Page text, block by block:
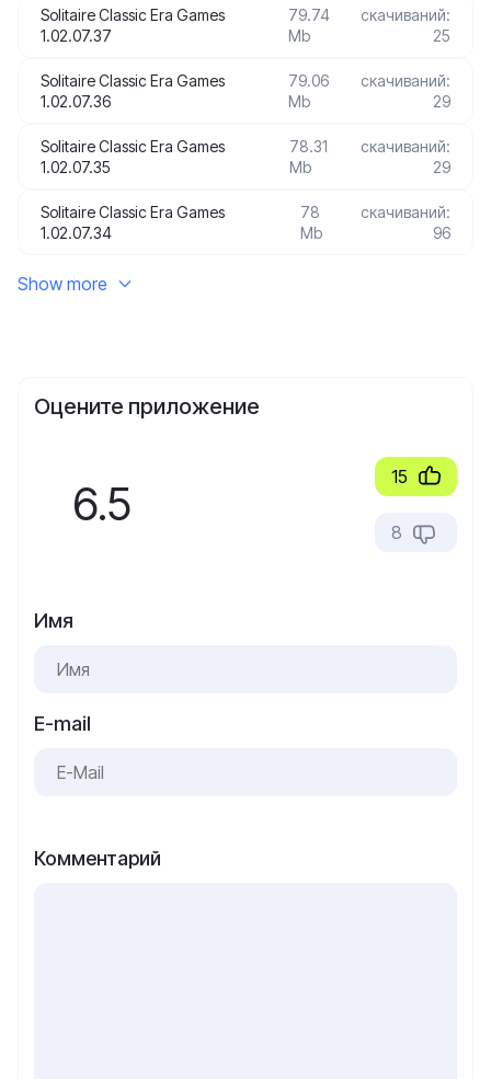
Solitaire Classic Era Games
1.02.07.37
79.74
Mb
скачиваний:
25
Solitaire Classic Era Games
1.02.07.36
79.06
Mb
скачиваний:
29
Solitaire Classic Era Games
1.02.07.35
78.31
Mb
скачиваний:
29
Solitaire Classic Era Games
1.02.07.34
78
Mb
скачиваний:
96
Show more
Оцените приложение
6.5 15
8
Имя
E-mail
Комментарий